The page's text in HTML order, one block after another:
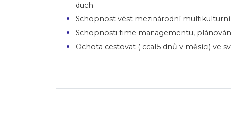
duch
Schopnost vést mezinárodní
Schopnosti time managementu,
Ochota cestovat ( cca15 dnů v měsíci) ve